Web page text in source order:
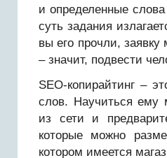
и определенные
суть задания
вы его прочли,
– значит, подвести
SEO-копирайтинг –
слов. Научиться ему
из сети и
которые можно
котором имеется